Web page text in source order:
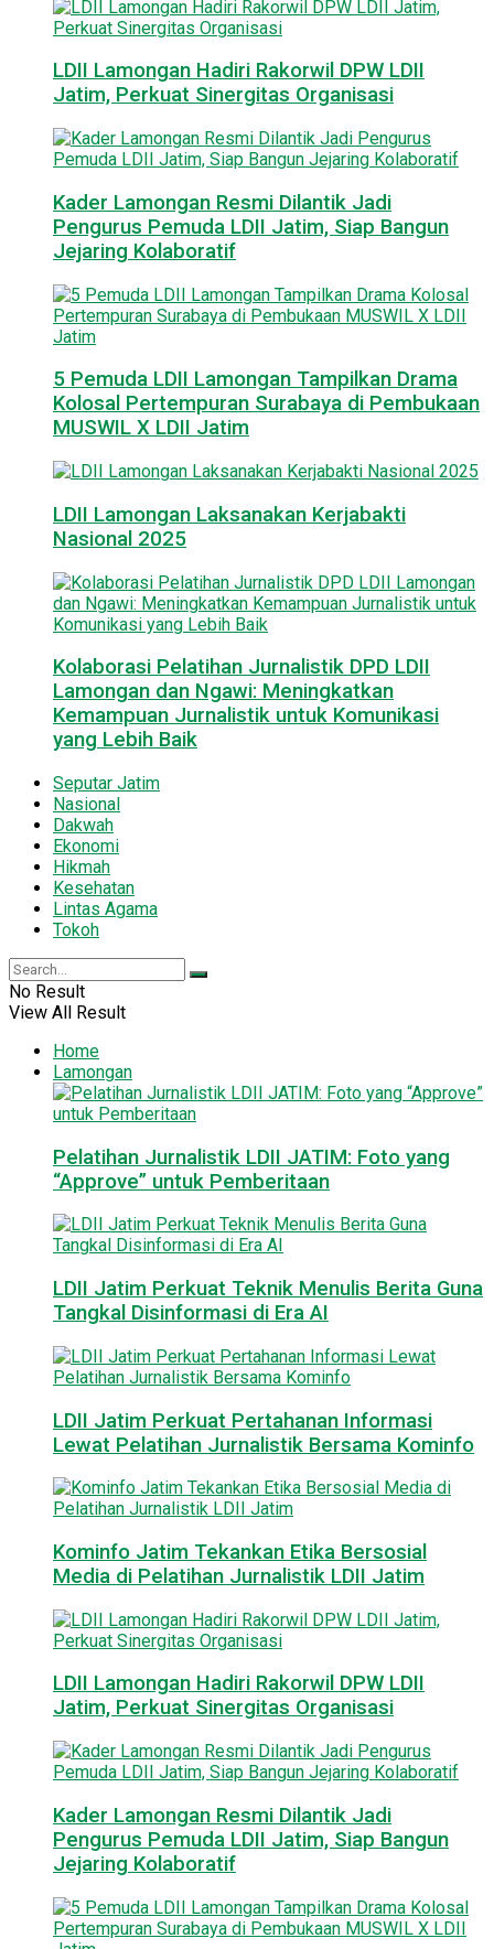
LDII Lamongan Hadiri Rakorwil DPW LDII
Jatim, Perkuat Sinergitas Organisasi
Kader Lamongan Resmi Dilantik Jadi
Pengurus Pemuda LDII Jatim, Siap Bangun
Jejaring Kolaboratif
5 Pemuda LDII Lamongan Tampilkan Drama
Kolosal Pertempuran Surabaya di Pembukaan
MUSWIL X LDII Jatim
LDII Lamongan Laksanakan Kerjabakti
Nasional 2025
Kolaborasi Pelatihan Jurnalistik DPD LDII
Lamongan dan Ngawi: Meningkatkan
Kemampuan Jurnalistik untuk Komunikasi
yang Lebih Baik
Seputar Jatim
Nasional
Dakwah
Ekonomi
Hikmah
Kesehatan
Lintas Agama
Tokoh
No Result
View All Result
Home
Lamongan
Pelatihan Jurnalistik LDII JATIM: Foto yang
“Approve” untuk Pemberitaan
LDII Jatim Perkuat Teknik Menulis Berita Guna
Tangkal Disinformasi di Era AI
LDII Jatim Perkuat Pertahanan Informasi
Lewat Pelatihan Jurnalistik Bersama Kominfo
Kominfo Jatim Tekankan Etika Bersosial
Media di Pelatihan Jurnalistik LDII Jatim
LDII Lamongan Hadiri Rakorwil DPW LDII
Jatim, Perkuat Sinergitas Organisasi
Kader Lamongan Resmi Dilantik Jadi
Pengurus Pemuda LDII Jatim, Siap Bangun
Jejaring Kolaboratif